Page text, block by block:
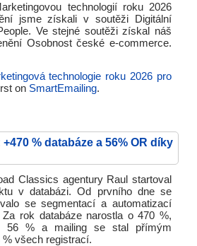
technologií roku 2026
jsme získali v soutěži Digitální
Ve stejné soutěži získal náš
Osobnost české e-commerce.
technologie roku 2026 pro
on SmartEmailing.
% databáze a 56% OR díky
Classics agentury Raul startoval
v databázi. Od prvního dne se
se segmentací a automatizací
rok databáze narostla o 470 %,
56 % a mailing se stal přímým
všech registrací.